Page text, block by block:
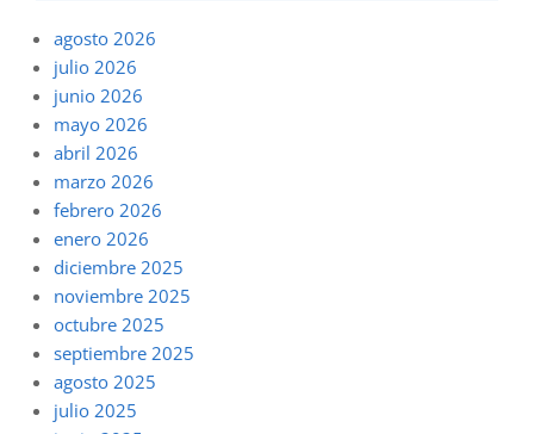
agosto 2026
julio 2026
junio 2026
mayo 2026
abril 2026
marzo 2026
febrero 2026
enero 2026
diciembre 2025
noviembre 2025
octubre 2025
septiembre 2025
agosto 2025
julio 2025